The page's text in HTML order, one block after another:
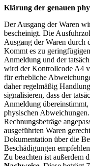
Klärung der genauen
Der Ausgang der Waren
bescheinigt. Die
Ausgang der Waren
Kommt es zu
Anmeldung und der
wird der Kontrollcode A4
für erhebliche
daher regelmäßig
signalisieren, dass der
Anmeldung
physischen
Rechnungsbeträge
ausgeführten Waren
Dokumentation über die
Beschädigungen
Zu beachten ist außerdem